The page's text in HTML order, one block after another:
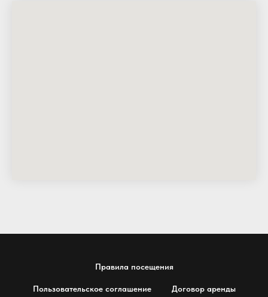
Правила посещения
Пользовательское соглашение Договор аренды